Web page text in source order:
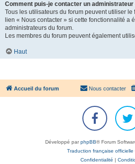
Comment puis-je contacter un administrateur
Tous les utilisateurs du forum peuvent utiliser
lien « Nous contacter » si cette fonctionnalité a
administrateurs du forum.
Les membres du forum peuvent également
Haut
Accueil du forum Nous contacter
Développé parphpBB® Forum
Traduction française officielle
Confidentialité